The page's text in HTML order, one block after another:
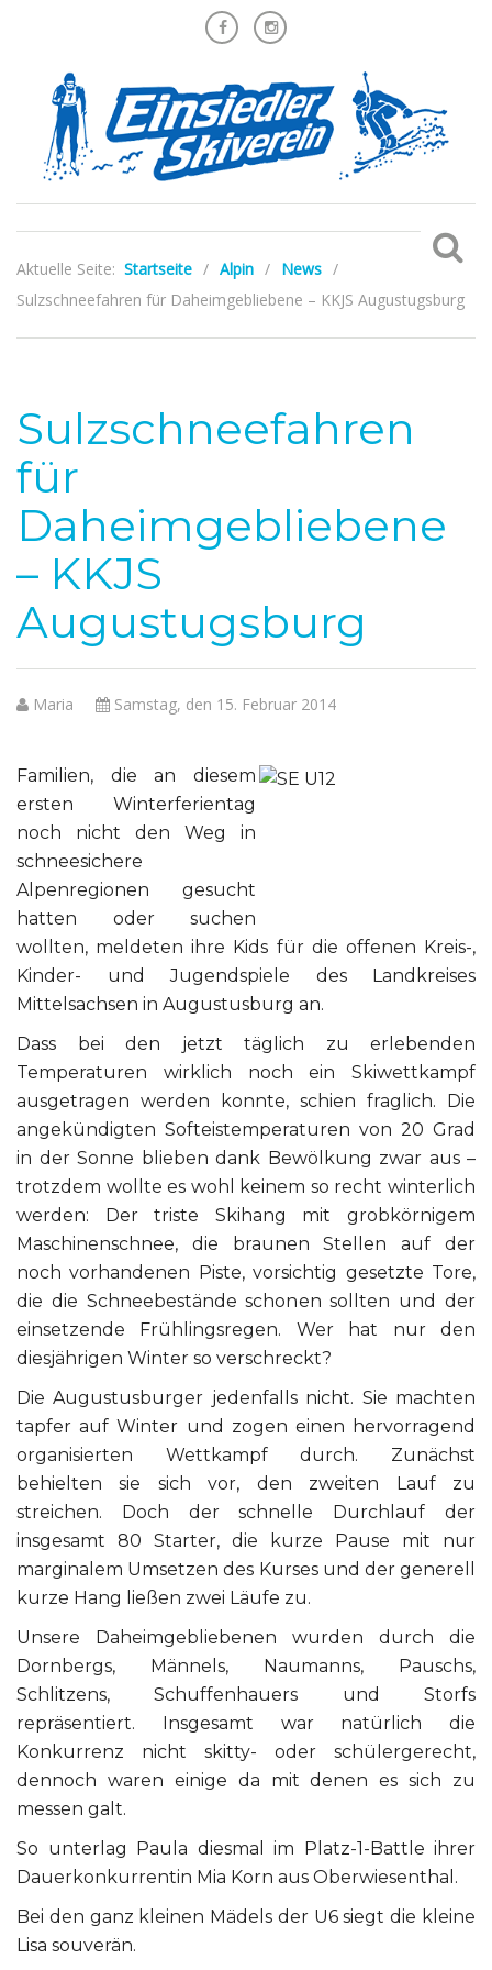
Aktuelle Seite: Startseite / Alpin / News /
Sulzschneefahren für Daheimgebliebene – KKJS Augustugsburg
Sulzschneefahren
für
Daheimgebliebene
– KKJS
Augustugsburg
Samstag, den 15. Februar 2014
Maria
Familien, die an diesem
ersten Winterferientag
noch nicht den Weg in
schneesichere
Alpenregionen gesucht
hatten oder suchen
wollten, meldeten ihre Kids für die offenen Kreis-,
Kinder- und Jugendspiele des Landkreises
Mittelsachsen in Augustusburg an.
Dass bei den jetzt täglich zu erlebenden
Temperaturen wirklich noch ein Skiwettkampf
ausgetragen werden konnte, schien fraglich. Die
angekündigten Softeistemperaturen von 20 Grad
in der Sonne blieben dank Bewölkung zwar aus –
trotzdem wollte es wohl keinem so recht winterlich
werden: Der triste Skihang mit grobkörnigem
Maschinenschnee, die braunen Stellen auf der
noch vorhandenen Piste, vorsichtig gesetzte Tore,
die die Schneebestände schonen sollten und der
einsetzende Frühlingsregen. Wer hat nur den
diesjährigen Winter so verschreckt?
Die Augustusburger jedenfalls nicht. Sie machten
tapfer auf Winter und zogen einen hervorragend
organisierten Wettkampf durch. Zunächst
behielten sie sich vor, den zweiten Lauf zu
streichen. Doch der schnelle Durchlauf der
insgesamt 80 Starter, die kurze Pause mit nur
marginalem Umsetzen des Kurses und der generell
kurze Hang ließen zwei Läufe zu.
Unsere Daheimgebliebenen wurden durch die
Dornbergs, Männels, Naumanns, Pauschs,
Schlitzens, Schuffenhauers und Storfs
repräsentiert. Insgesamt war natürlich die
Konkurrenz nicht skitty- oder schülergerecht,
dennoch waren einige da mit denen es sich zu
messen galt.
So unterlag Paula diesmal im Platz-1-Battle ihrer
Dauerkonkurrentin Mia Korn aus Oberwiesenthal.
Bei den ganz kleinen Mädels der U6 siegt die kleine
Lisa souverän.